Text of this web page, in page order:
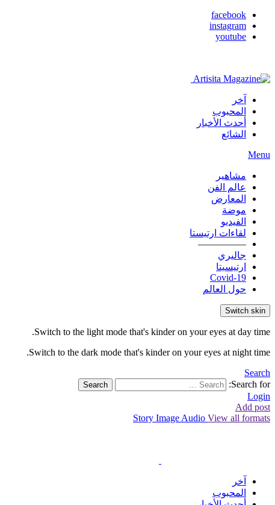
facebook
instagram
youtube
آخر
المحبوب
أحدث الأخبار
الشائع
Menu
مشاهير
عالم الفن
المعارض
موضة
الفيديو
لقاءات ارتيستا
—————
جاليري
ارتيسيتا
Covid-19
حول العالم
Switch skin
Switch to the light mode that's kinder on your eyes at day time.
Switch to the dark mode that's kinder on your eyes at night time.
Search
Search for:
Search
Login
Add post
Story Image Audio View all formats
آخر
المحبوب